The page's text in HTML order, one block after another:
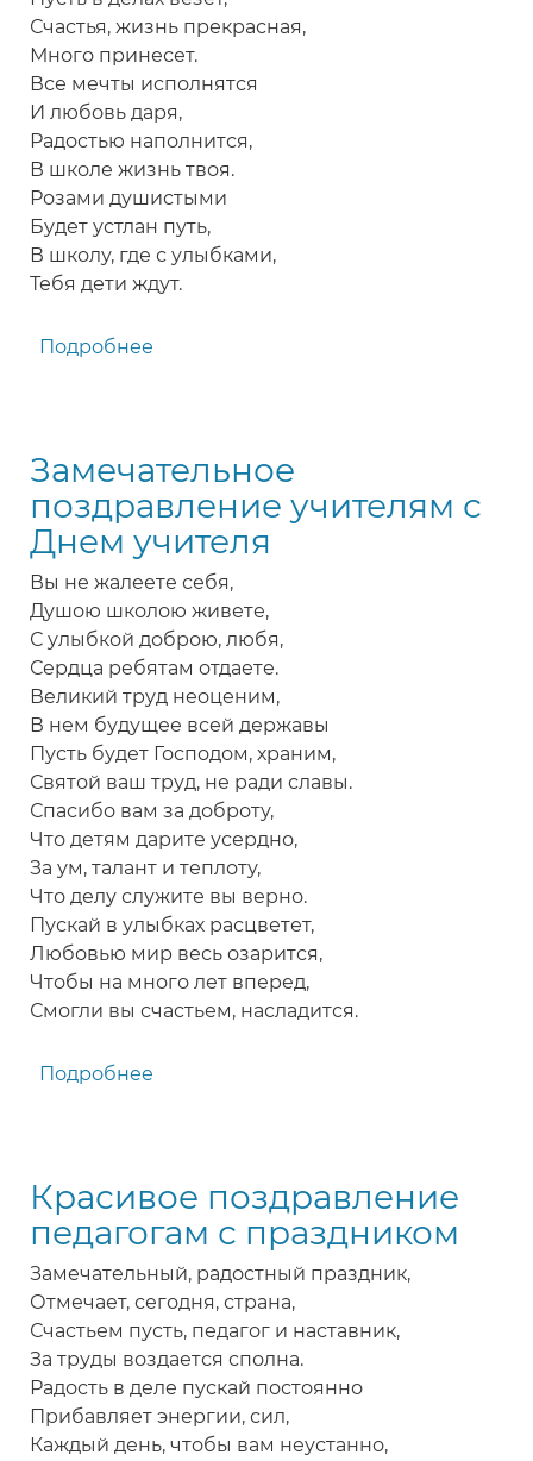
Счастья, жизнь прекрасная,
Много принесет.
Все мечты исполнятся
И любовь даря,
Радостью наполнится,
В школе жизнь твоя.
Розами душистыми
Будет устлан путь,
В школу, где с улыбками,
Тебя дети ждут.
Подробнее
с
праздником
Замечательное
поздравление учителям с
Днем учителя
Вы не жалеете себя,
Душою школою живете,
С улыбкой доброю, любя,
Сердца ребятам отдаете.
Великий труд неоценим,
В нем будущее всей державы
Пусть будет Господом, храним,
Святой ваш труд, не ради славы.
Спасибо вам за доброту,
Что детям дарите усердно,
За ум, талант и теплоту,
Что делу служите вы верно.
Пускай в улыбках расцветет,
Любовью мир весь озарится,
Чтобы на много лет вперед,
Смогли вы счастьем, насладится.
Подробнее
с
Днем
учителя
Красивое поздравление
педагогам с праздником
Замечательный, радостный праздник,
Отмечает, сегодня, страна,
Счастьем пусть, педагог и наставник,
За труды воздается сполна.
Радость в деле пускай постоянно
Прибавляет энергии, сил,
Каждый день, чтобы вам неустанно,